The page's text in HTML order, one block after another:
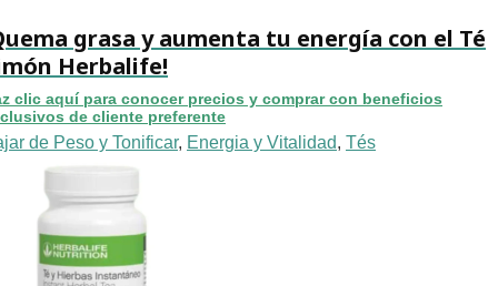
grasa y aumenta tu energía con el Té
Herbalife!
clic aquí para conocer precios y comprar con beneficios
de cliente preferente
de Peso y Tonificar, Energia y Vitalidad, Tés